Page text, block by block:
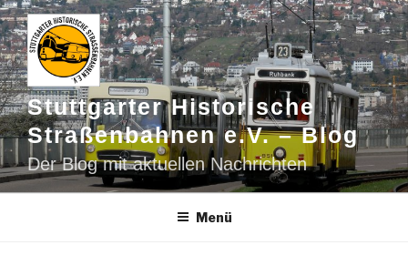
Zum
Inhalt
springen
Stuttgarter Historische
Straßenbahnen e.V. – Blog
Der Blog mit aktuellen Nachrichten
Menü